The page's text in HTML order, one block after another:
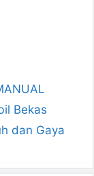
Bekas
dan Gaya